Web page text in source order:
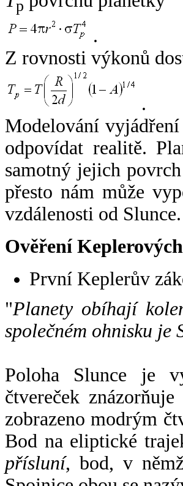
p
.
Z rovnosti výkonů
.
Modelování
odpovídat realitě.
samotný jejich
přesto nám může
vzdálenosti od Slunce.
Ověření
První Keplerův
"Planety obíhají
společném ohnisku je
Poloha Slunce je
čtvereček
zobrazeno modrým
Bod na eliptické
přísluní, bod, v